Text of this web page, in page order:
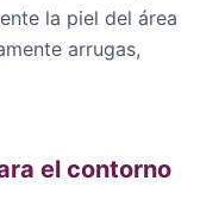
la piel del área
arrugas,
el contorno